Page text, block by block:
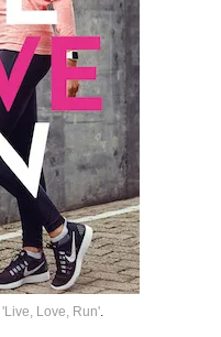
Love, Run'.